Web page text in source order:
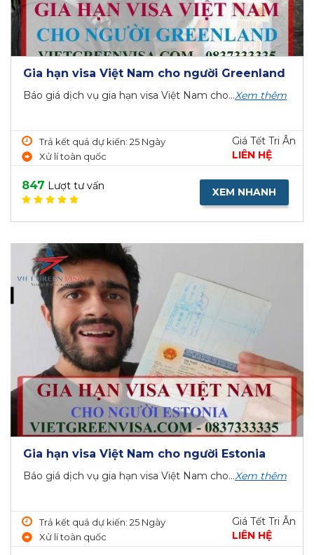
Gia hạn visa Việt Nam cho người Greenland
Báo giá dịch vụ gia hạn visa Việt Nam cho...Xem thêm
Trả kết quả dự kiến: 25 Ngày
Xử lí toàn quốc
Giá Tết Tri Ân
LIÊN HỆ
847 Lượt tư vấn XEM NHANH
Gia hạn visa Việt Nam cho người Estonia
Báo giá dịch vụ gia hạn visa Việt Nam cho...Xem thêm
Trả kết quả dự kiến: 25 Ngày
Xử lí toàn quốc
Giá Tết Tri Ân
LIÊN HỆ